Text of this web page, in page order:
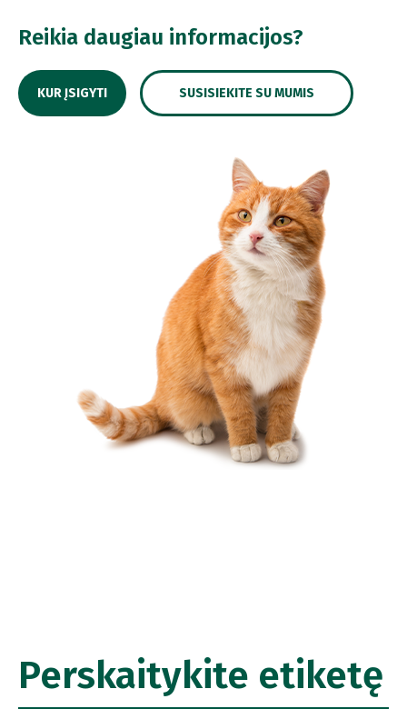
Reikia daugiau informacijos?
KUR ĮSIGYTI SUSISIEKITE SU MUMIS
Perskaitykite etiketę